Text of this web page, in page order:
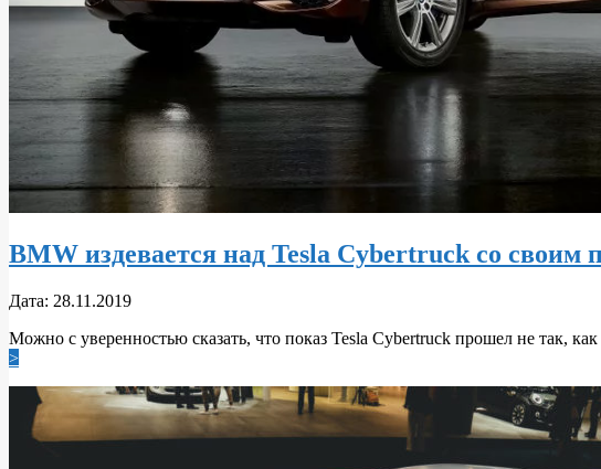
BMW издевается над Tesla Cybertruck со своим
2019-
28
Дата: 28.11.2019
Можно с уверенностью сказать, что показ Tesla Cybertruck прошел не так,
>